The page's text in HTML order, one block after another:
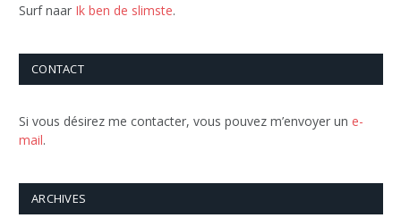
Surf naar Ik ben de slimste.
CONTACT
Si vous désirez me contacter, vous pouvez m’envoyer un e-
mail.
ARCHIVES